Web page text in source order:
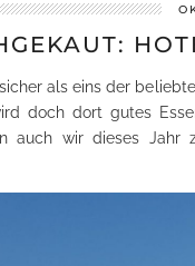
als eins der
doch dort gutes
auch wir dieses Jahr